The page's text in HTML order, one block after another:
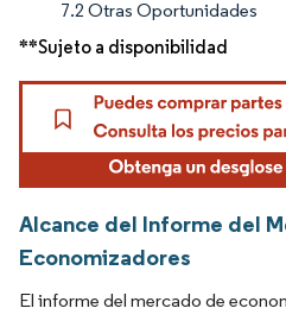
7.2 Otras Oportunidades
**Sujeto a disponibilidad
Alcance del Informe del
Economizadores
El informe del mercado de